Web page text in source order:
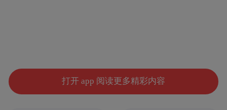
打开 app 阅读更多精彩内容